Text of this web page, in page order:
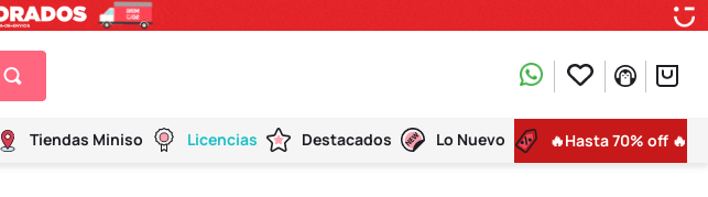
Tiendas Miniso Licencias Destacados Lo Nuevo 🔥Hasta 70% off 🔥